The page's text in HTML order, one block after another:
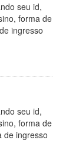
seu id,
forma de
ingresso
seu id,
forma de
de ingresso